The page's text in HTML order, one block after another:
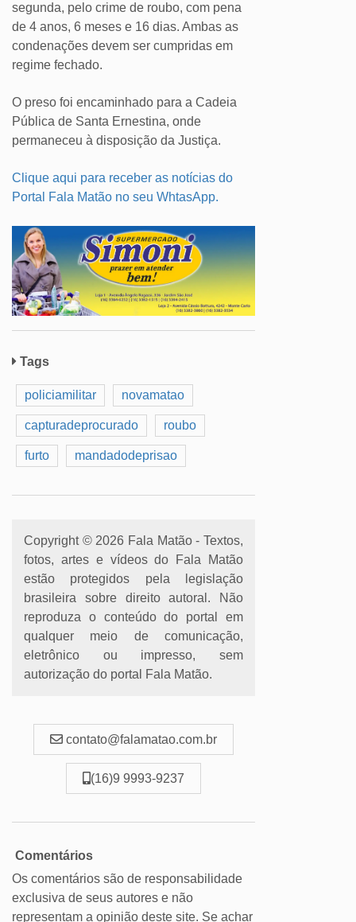
segunda, pelo crime de roubo, com pena
de 4 anos, 6 meses e 16 dias. Ambas as
condenações devem ser cumpridas em
regime fechado.
O preso foi encaminhado para a Cadeia
Pública de Santa Ernestina, onde
permaneceu à disposição da Justiça.
Clique aqui para receber as notícias do
Portal Fala Matão no seu WhtasApp.
Tags
policiamilitar novamatao
capturadeprocurado roubo
furto mandadodeprisao
Copyright © 2026 Fala Matão - Textos,
fotos, artes e vídeos do Fala Matão
estão protegidos pela legislação
brasileira sobre direito autoral. Não
reproduza o conteúdo do portal em
qualquer meio de comunicação,
eletrônico ou impresso, sem
autorização do portal Fala Matão.
contato@falamatao.com.br
(16)9 9993-9237
Comentários
Os comentários são de responsabilidade
exclusiva de seus autores e não
representam a opinião deste site. Se achar